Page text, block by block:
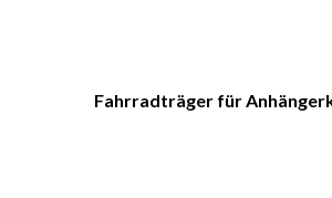
Fahrradträger für